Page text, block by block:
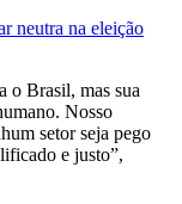
neutra na eleição
o Brasil, mas sua
Nosso
setor seja pego
e justo”,